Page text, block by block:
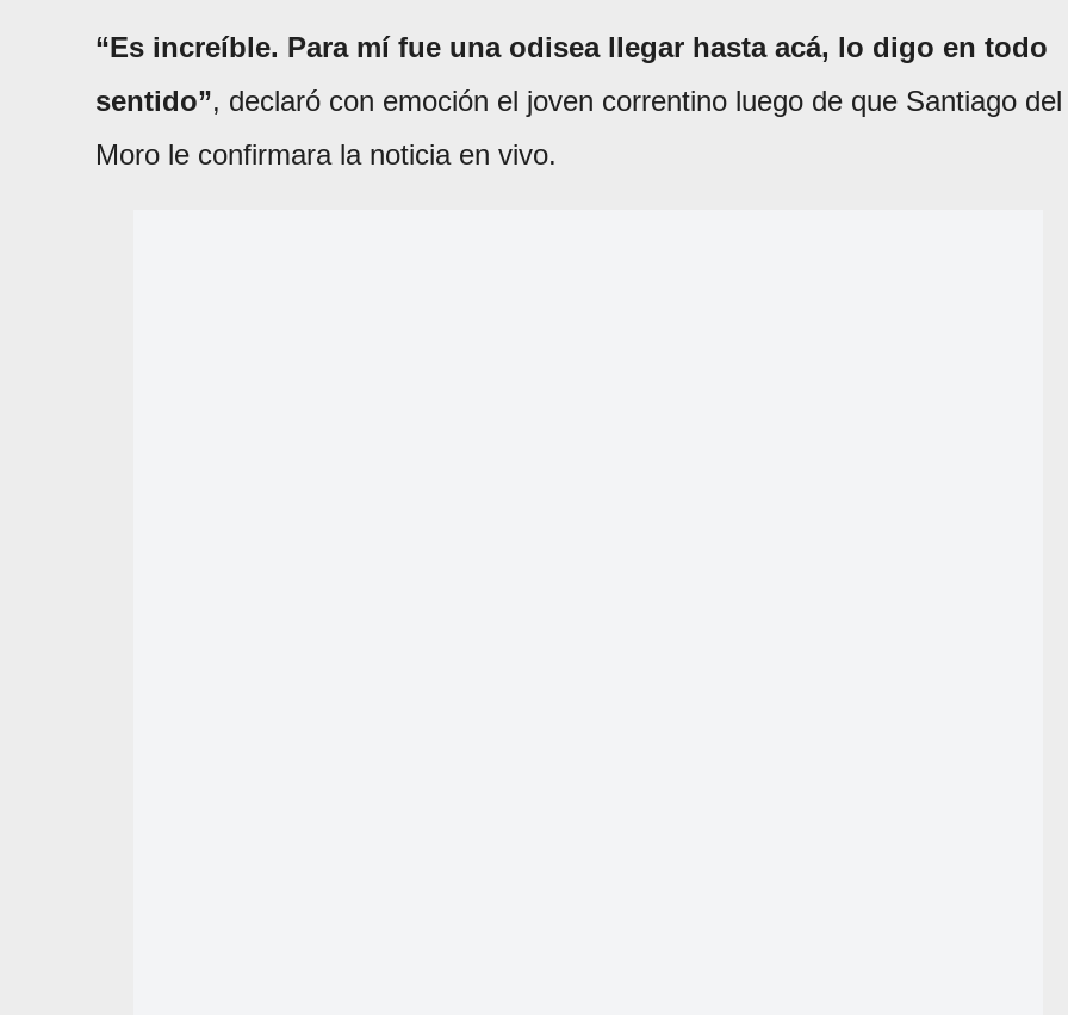
“Es increíble. Para mí fue una odisea llegar hasta acá, lo digo en todo
sentido”, declaró con emoción el joven correntino luego de que Santiago del
Moro le confirmara la noticia en vivo.